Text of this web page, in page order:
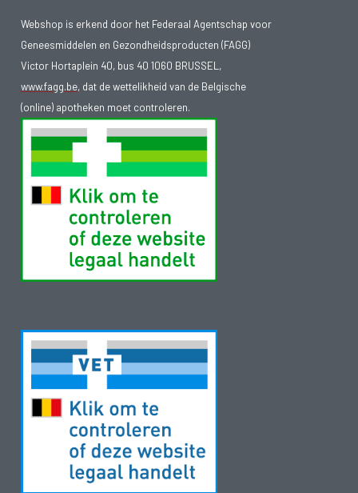
Webshop is erkend door het Federaal Agentschap voor
Geneesmiddelen en Gezondheidsproducten (FAGG)
Victor Hortaplein 40, bus 40 1060 BRUSSEL,
www.fagg.be, dat de wettelikheid van de Belgische
(online) apotheken moet controleren.